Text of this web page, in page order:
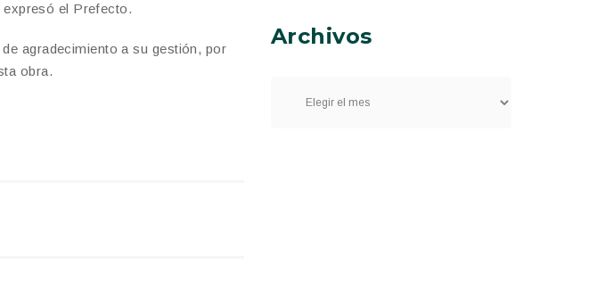
el Prefecto.
agradecimiento a su gestión, por
obra.
Archivos